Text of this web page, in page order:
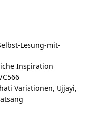
Lesung-mit-
Inspiration
Variationen, Ujjayi,